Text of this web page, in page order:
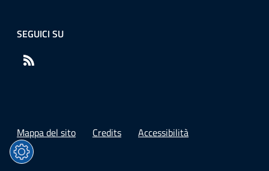
SEGUICI SU
Mappa del sito Credits Accessibilità